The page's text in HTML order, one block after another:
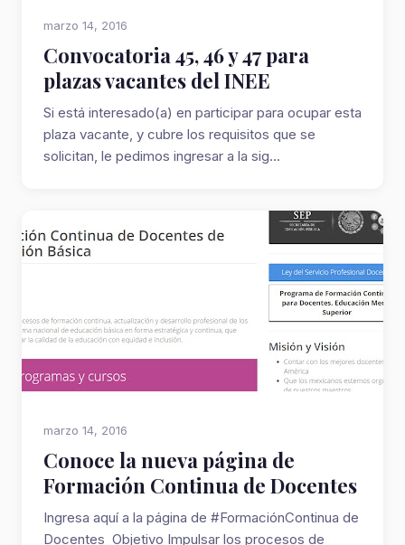
marzo 14, 2016
Convocatoria 45, 46 y 47 para
plazas vacantes del INEE
Si está interesado(a) en participar para ocupar esta
plaza vacante, y cubre los requisitos que se
solicitan, le pedimos ingresar a la sig...
marzo 14, 2016
Conoce la nueva página de
Formación Continua de Docentes
Ingresa aquí a la página de #FormaciónContinua de
Docentes Objetivo Impulsar los procesos de